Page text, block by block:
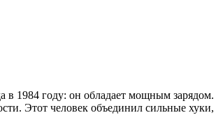
в 1984 году: он обладает мощным зарядом.
Этот человек объединил сильные хуки,